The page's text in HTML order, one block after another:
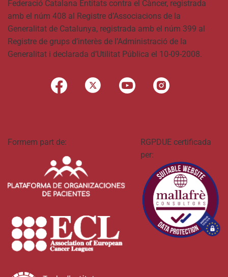
Federació Catalana Entitats contra el Càncer, registrada
amb el núm 408 al Registre d’Associacions de la
Generalitat de Catalunya, registrada amb el núm 399 al
Registre de grups d’interès de l’Administració de la
Generalitat i declarada d’Utilitat Pública el 10-09-2008.
Formem part de:
RGPDUE certificada
per: